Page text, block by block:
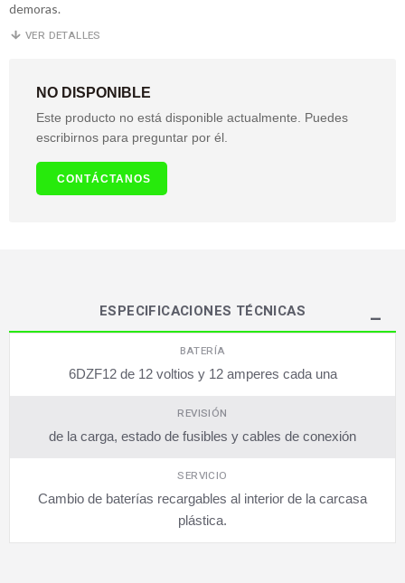
demoras.
VER DETALLES
NO DISPONIBLE
Este producto no está disponible actualmente. Puedes
escribirnos para preguntar por él.
CONTÁCTANOS
ESPECIFICACIONES TÉCNICAS
BATERÍA
6DZF12 de 12 voltios y 12 amperes cada una
REVISIÓN
de la carga, estado de fusibles y cables de conexión
SERVICIO
Cambio de baterías recargables al interior de la carcasa
plástica.